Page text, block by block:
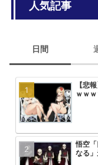
人気記事
日間
【悲
ｗｗ
悟空
なる